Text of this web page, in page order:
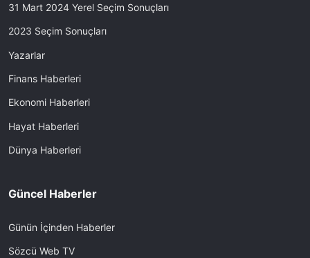
31 Mart 2024 Yerel Seçim Sonuçları
2023 Seçim Sonuçları
Yazarlar
Finans Haberleri
Ekonomi Haberleri
Hayat Haberleri
Dünya Haberleri
Güncel Haberler
Günün İçinden Haberler
Sözcü Web TV